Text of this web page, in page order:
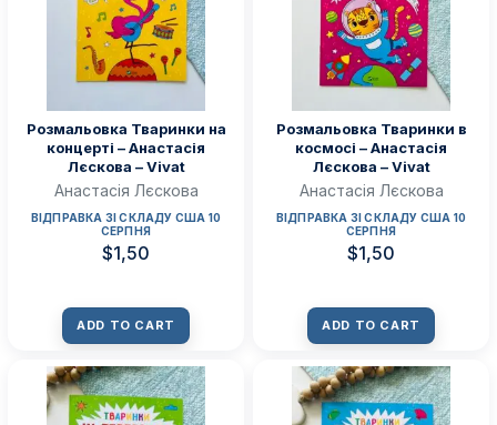
Розмальовка Тваринки на
концерті – Анастасія
Лєскова – Vivat
Анастасія Лєскова
ВІДПРАВКА ЗІ СКЛАДУ США 10
СЕРПНЯ
$1,50
ADD TO CART
Розмальовка Тваринки в
космосі – Анастасія
Лєскова – Vivat
Анастасія Лєскова
ВІДПРАВКА ЗІ СКЛАДУ США 10
СЕРПНЯ
$1,50
ADD TO CART